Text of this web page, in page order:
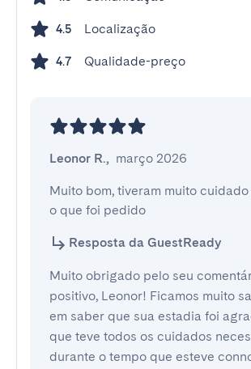
4.5 Localização
4.7 Qualidade-preço
Leonor R., março 2026
Muito bom, tiveram muito
o que foi pedido
Resposta da GuestReady
Muito obrigado pelo seu
positivo, Leonor! Ficamos muito
em saber que sua estadia foi
que teve todos os cuidados
durante o tempo que esteve